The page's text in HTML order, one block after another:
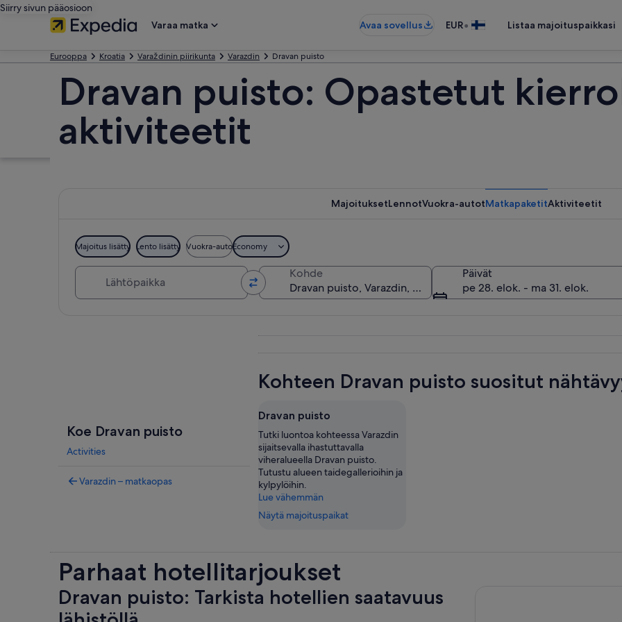
Siirry sivun pääosioon
Varaa matka
Avaa sovellus EUR• Listaa majoituspaikkasi
Eurooppa Kroatia Varaždinin piirikunta Varazdin Dravan puisto
Dravan puisto: Opastetut
aktiviteetit
MajoituksetLennotVuokra-autotMatkapaketitAktiviteetit
Majoitus lisätty Lento lisätty Vuokra-autoEconomy
Kohde
Päivät
pe 28. elok. - ma 31. elok.
Koe Dravan puisto
Activities
Varazdin – matkaopas
Kohteen Dravan puisto suositut
Dravan puisto
Tutki luontoa kohteessa Varazdin
sijaitsevalla ihastuttavalla
viheralueella Dravan puisto.
Tutustu alueen taidegallerioihin ja
kylpylöihin.
Lue vähemmän
Näytä majoituspaikat
Parhaat hotellitarjoukset
Dravan puisto: Tarkista hotellien saatavuus